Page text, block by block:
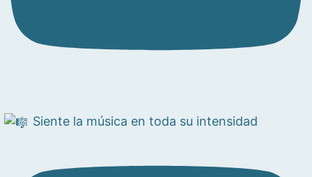
Siente la música en toda su intensidad